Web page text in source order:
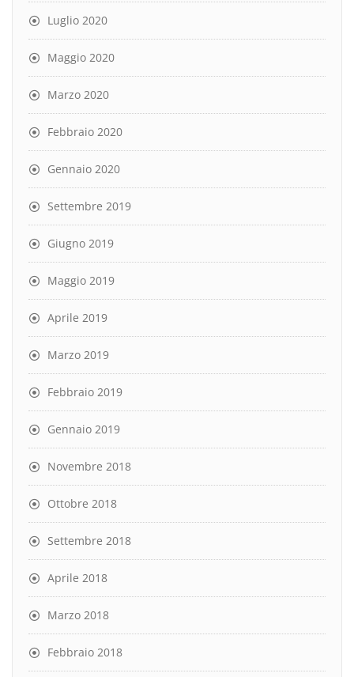
Luglio 2020
Maggio 2020
Marzo 2020
Febbraio 2020
Gennaio 2020
Settembre 2019
Giugno 2019
Maggio 2019
Aprile 2019
Marzo 2019
Febbraio 2019
Gennaio 2019
Novembre 2018
Ottobre 2018
Settembre 2018
Aprile 2018
Marzo 2018
Febbraio 2018